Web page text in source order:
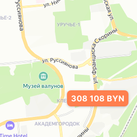
308 108 BYN